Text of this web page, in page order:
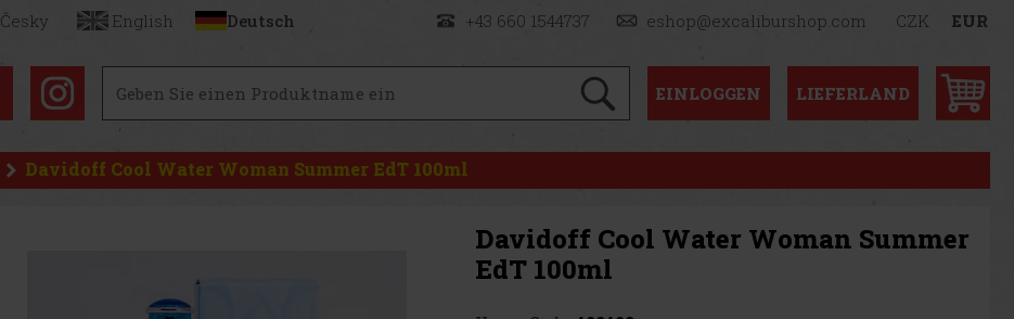
Česky English Deutsch +43 660 1544737 eshop@excaliburshop.com CZK EUR
EINLOGGEN LIEFERLAND
Davidoff Cool Water Woman Summer EdT 100ml
Davidoff Cool Water Woman Summer
EdT 100ml